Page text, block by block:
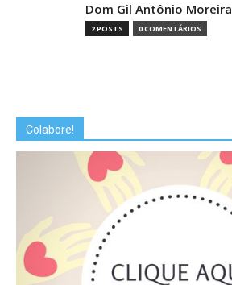
Dom Gil Antônio Moreira
2 POSTS 0 COMENTÁRIOS
Colabore!